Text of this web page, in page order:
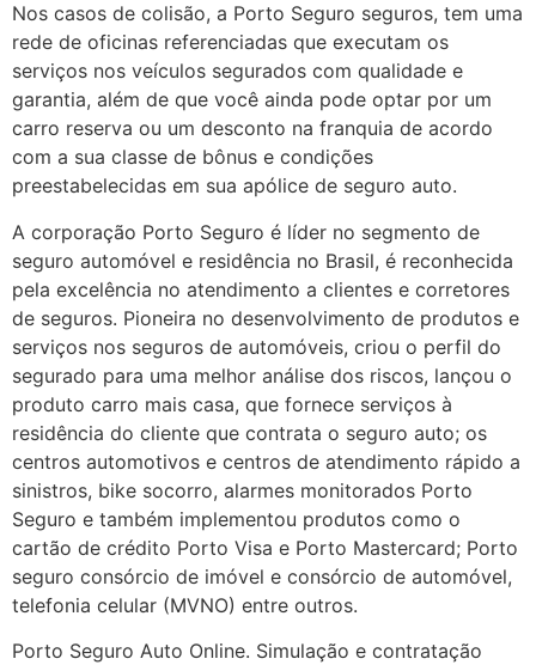
Nos casos de colisão, a Porto Seguro seguros, tem uma
rede de oficinas referenciadas que executam os
serviços nos veículos segurados com qualidade e
garantia, além de que você ainda pode optar por um
carro reserva ou um desconto na franquia de acordo
com a sua classe de bônus e condições
preestabelecidas em sua apólice de seguro auto.
A corporação Porto Seguro é líder no segmento de
seguro automóvel e residência no Brasil, é reconhecida
pela excelência no atendimento a clientes e corretores
de seguros. Pioneira no desenvolvimento de produtos e
serviços nos seguros de automóveis, criou o perfil do
segurado para uma melhor análise dos riscos, lançou o
produto carro mais casa, que fornece serviços à
residência do cliente que contrata o seguro auto; os
centros automotivos e centros de atendimento rápido a
sinistros, bike socorro, alarmes monitorados Porto
Seguro e também implementou produtos como o
cartão de crédito Porto Visa e Porto Mastercard; Porto
seguro consórcio de imóvel e consórcio de automóvel,
telefonia celular (MVNO) entre outros.
Porto Seguro Auto Online. Simulação e contratação